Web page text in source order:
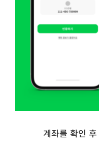
계좌를 확인